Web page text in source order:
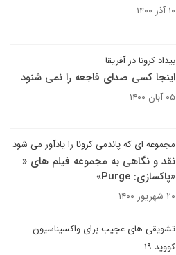
۱۰ آذر ۱۴۰۰
بیداد کرونا در آفریقا
اینجا کسی صدای فاجعه را نمی شنود
۰۵ آبان ۱۴۰۰
مجموعه ای که پاندمی کرونا را یادآور می شود
نقد و نگاهی به مجموعه فیلم های «
«پاکسازی: Purge»
۲۰ شهریور ۱۴۰۰
تشویقی های عجیب برای واکسیناسیون
کووید-۱۹